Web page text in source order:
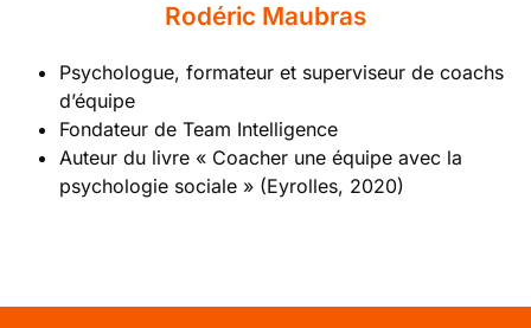
Rodéric Maubras
Psychologue, formateur et superviseur de coachs
d’équipe
Fondateur de Team Intelligence
Auteur du livre « Coacher une équipe avec la
psychologie sociale » (Eyrolles, 2020)